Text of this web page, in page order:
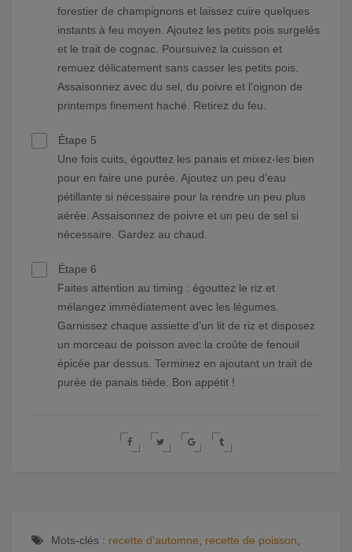
forestier de champignons et laissez cuire quelques
instants à feu moyen. Ajoutez les petits pois surgelés
et le trait de cognac. Poursuivez la cuisson et
remuez délicatement sans casser les petits pois.
Assaisonnez avec du sel, du poivre et l’oignon de
printemps finement haché. Retirez du feu.
Étape 5
Une fois cuits, égouttez les panais et mixez-les bien
pour en faire une purée. Ajoutez un peu d’eau
pétillante si nécessaire pour la rendre un peu plus
aérée. Assaisonnez de poivre et un peu de sel si
nécessaire. Gardez au chaud.
Étape 6
Faites attention au timing : égouttez le riz et
mélangez immédiatement avec les légumes.
Garnissez chaque assiette d’un lit de riz et disposez
un morceau de poisson avec la croûte de fenouil
épicée par dessus. Terminez en ajoutant un trait de
purée de panais tiède. Bon appétit !
Mots-clés : recette d'automne recette de poisson